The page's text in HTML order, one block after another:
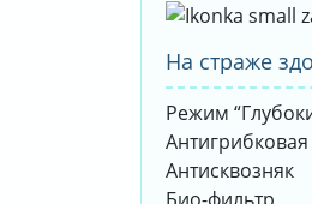
На страже
Режим
Антисквозняк